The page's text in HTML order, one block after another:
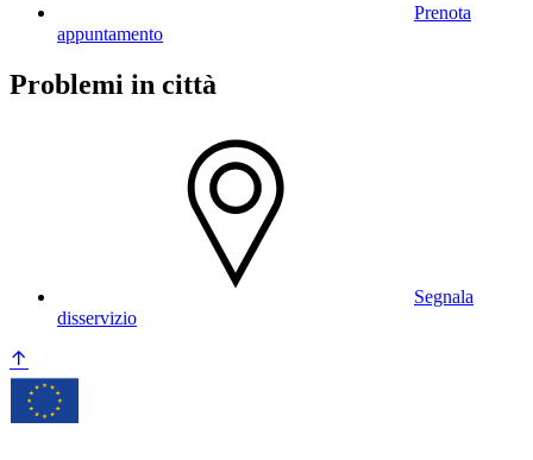
Prenota
appuntamento
Problemi in città
Segnala
disservizio